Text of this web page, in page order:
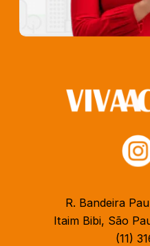
R. Bandeira
Itaim Bibi, São
(11)